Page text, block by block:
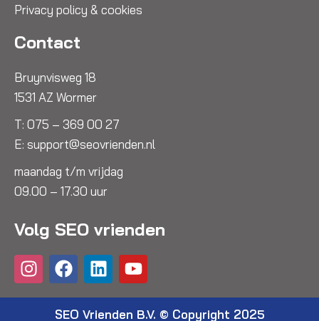
Privacy policy & cookies
Contact
Bruynvisweg 18
1531 AZ Wormer
T: 075 – 369 00 27
E: support@seovrienden.nl
maandag t/m vrijdag
09.00 – 17.30 uur
Volg SEO vrienden
I
n
s
F
a
c
e
L
i
n
k
Y
o
u
t
SEO Vrienden B.V. © Copyright 2025